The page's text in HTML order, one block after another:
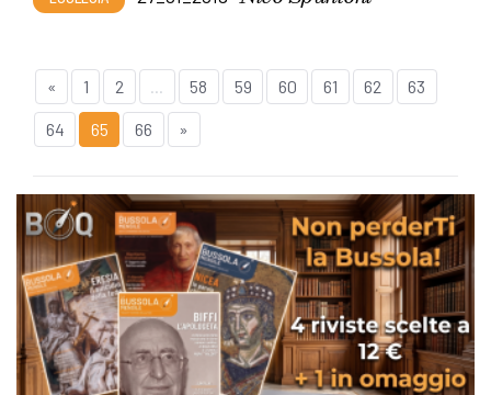
« 1 2 ... 58 59 60 61 62 63
64 65 66 »